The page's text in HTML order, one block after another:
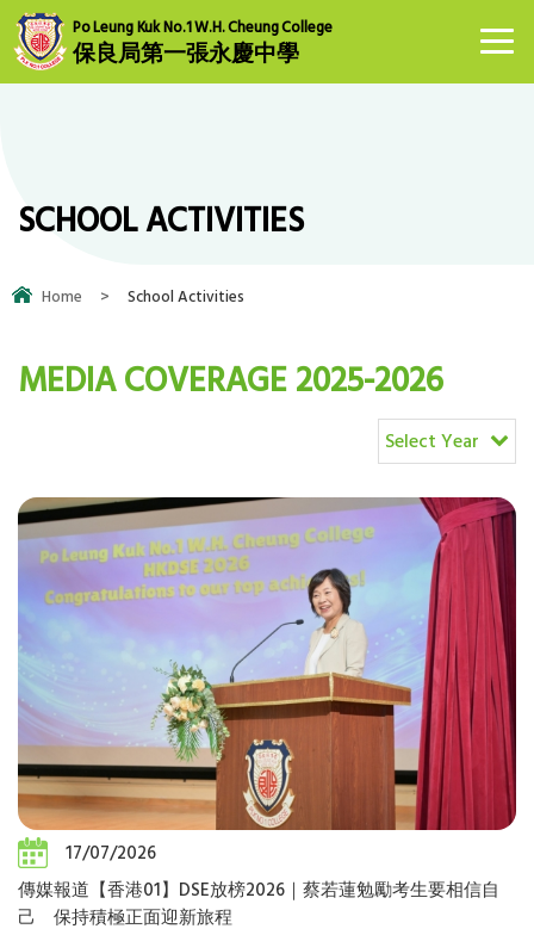
Po Leung Kuk No.1 W.H. Cheung College
保良局第一張永慶中學
SCHOOL ACTIVITIES
Home > School Activities
MEDIA COVERAGE 2025-2026
Select Year
17/07/2026
傳媒報道【香港01】DSE放榜2026｜蔡若蓮勉勵考生要相信自
己 保持積極正面迎新旅程